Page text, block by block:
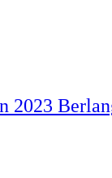
2023